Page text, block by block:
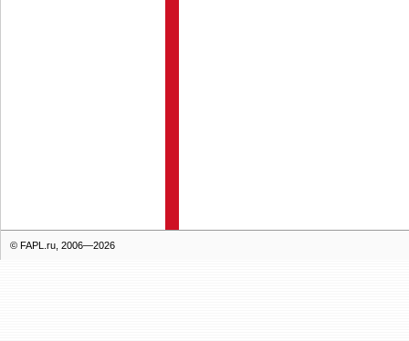
© FAPL.ru, 2006—2026